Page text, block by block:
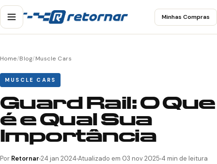
Minhas Compras
Home/Blog/Muscle Cars
MUSCLE CARS
Guard Rail: O Que
é e Qual Sua
Importância
Por Retornar 24 jan 2024 Atualizado em 03 nov 2025 4 min de leitura